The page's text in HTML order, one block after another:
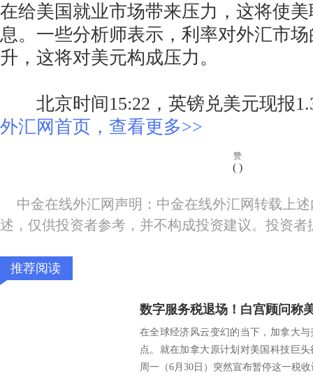
在给美国就业市场带来压力，这将使
息。一些分析师表示，利率对外汇市
升，这将对美元构成压力。
北京时间15:22，英镑兑美元现报
外汇网首页，查看更多>>
赞
( )
中金在线外汇网声明：中金在线外汇网转载上
述，仅供投资者参考，并不构成投资建议。投资
推荐阅读
数字服务税退场！白宫顾问称
在全球经济风云变幻的当下，加拿大
点。就在加拿大原计划对美国科技巨
周一（6月30日）突然宣布暂停这一税